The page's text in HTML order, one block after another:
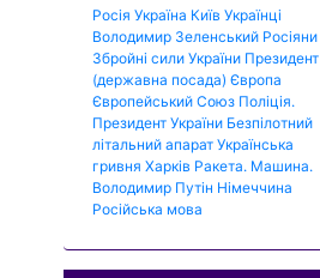
Росія Україна Київ Українці
Володимир Зеленський Росіяни
Збройні сили України Президент
(державна посада) Європа
Європейський Союз Поліція.
Президент України Безпілотний
літальний апарат Українська
гривня Харків Ракета. Машина.
Володимир Путін Німеччина
Російська мова